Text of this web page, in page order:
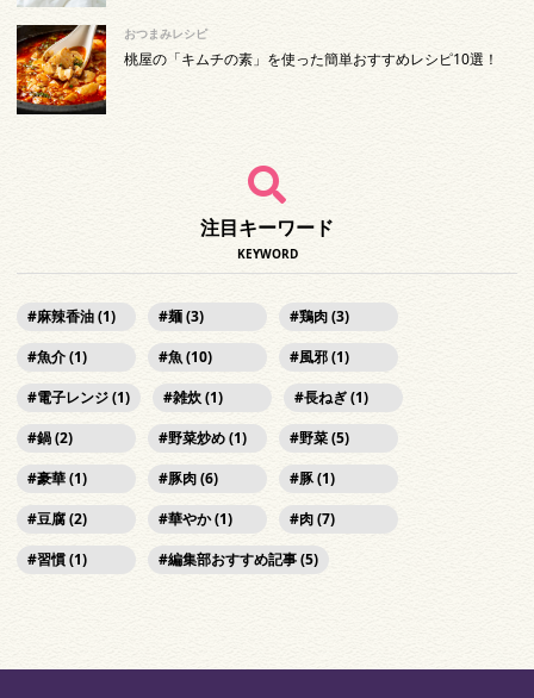
おつまみレシピ
桃屋の「キムチの素」を使った簡単おすすめレシピ10選！
注目キーワード
KEYWORD
麻辣香油 (1) 麺 (3)
鶏肉 (3)
魚介 (1)
魚 (10)
風邪 (1)
電子レンジ (1)
雑炊 (1)
長ねぎ (1)
鍋 (2)
野菜炒め (1)
野菜 (5)
豪華 (1)
豚肉 (6)
豚 (1)
豆腐 (2)
華やか (1)
肉 (7)
習慣 (1)
編集部おすすめ記事 (5)